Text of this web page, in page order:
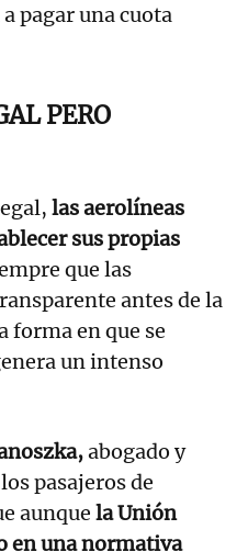
pagar una cuota
PERO
las aerolíneas
sus propias
que las
antes de la
forma en que se
un intenso
abogado y
pasajeros de
aunque la Unión
en una normativa